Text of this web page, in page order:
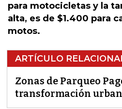
para motocicletas y la
alta, es de $1.400 para
motos.
ARTÍCULO
Zonas de Parqueo
transformación